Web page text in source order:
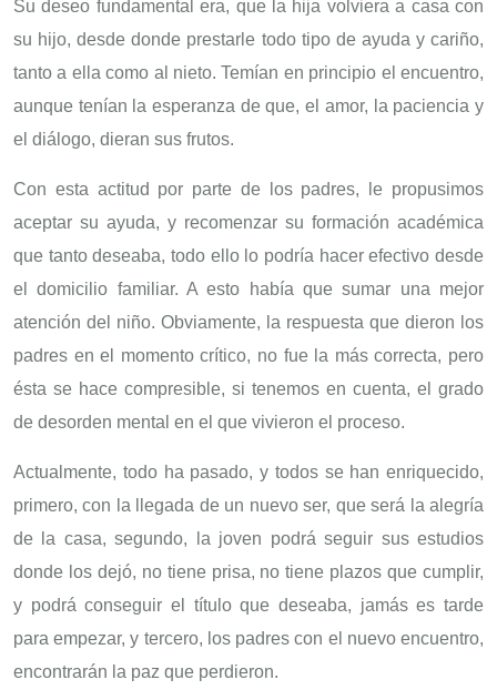
Su deseo fundamental era, que la hija volviera a casa con
su hijo, desde donde prestarle todo tipo de ayuda y cariño,
tanto a ella como al nieto. Temían en principio el encuentro,
aunque tenían la esperanza de que, el amor, la paciencia y
el diálogo, dieran sus frutos.
Con esta actitud por parte de los padres, le propusimos
aceptar su ayuda, y recomenzar su formación académica
que tanto deseaba, todo ello lo podría hacer efectivo desde
el domicilio familiar. A esto había que sumar una mejor
atención del niño. Obviamente, la respuesta que dieron los
padres en el momento crítico, no fue la más correcta, pero
ésta se hace compresible, si tenemos en cuenta, el grado
de desorden mental en el que vivieron el proceso.
Actualmente, todo ha pasado, y todos se han enriquecido,
primero, con la llegada de un nuevo ser, que será la alegría
de la casa, segundo, la joven podrá seguir sus estudios
donde los dejó, no tiene prisa, no tiene plazos que cumplir,
y podrá conseguir el título que deseaba, jamás es tarde
para empezar, y tercero, los padres con el nuevo encuentro,
encontrarán la paz que perdieron.